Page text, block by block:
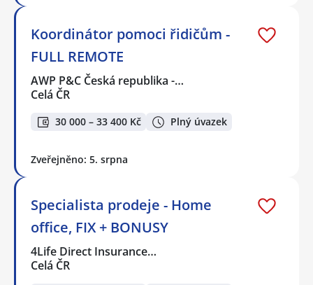
Koordinátor pomoci řidičům -
FULL REMOTE
AWP P&C Česká republika -…
Celá ČR
30 000 – 33 400 Kč Plný úvazek
Zveřejněno: 5. srpna
Specialista prodeje - Home
office, FIX + BONUSY
4Life Direct Insurance…
Celá ČR